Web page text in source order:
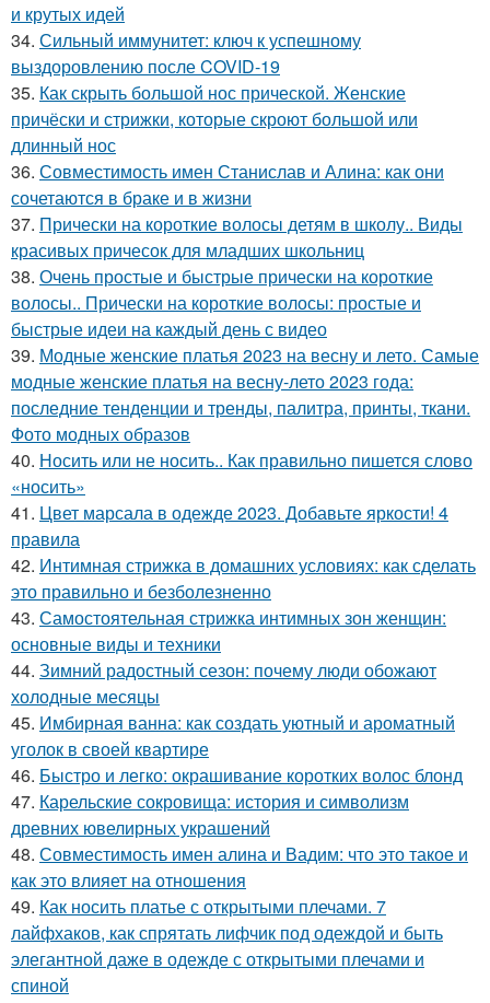
и крутых идей
34. Сильный иммунитет: ключ к успешному
выздоровлению после COVID-19
35. Как скрыть большой нос прической. Женские
причёски и стрижки, которые скроют большой или
длинный нос
36. Совместимость имен Станислав и Алина: как они
сочетаются в браке и в жизни
37. Прически на короткие волосы детям в школу.. Виды
красивых причесок для младших школьниц
38. Очень простые и быстрые прически на короткие
волосы.. Прически на короткие волосы: простые и
быстрые идеи на каждый день с видео
39. Модные женские платья 2023 на весну и лето. Самые
модные женские платья на весну-лето 2023 года:
последние тенденции и тренды, палитра, принты, ткани.
Фото модных образов
40. Носить или не носить.. Как правильно пишется слово
«носить»
41. Цвет марсала в одежде 2023. Добавьте яркости! 4
правила
42. Интимная стрижка в домашних условиях: как сделать
это правильно и безболезненно
43. Самостоятельная стрижка интимных зон женщин:
основные виды и техники
44. Зимний радостный сезон: почему люди обожают
холодные месяцы
45. Имбирная ванна: как создать уютный и ароматный
уголок в своей квартире
46. Быстро и легко: окрашивание коротких волос блонд
47. Карельские сокровища: история и символизм
древних ювелирных украшений
48. Совместимость имен алина и Вадим: что это такое и
как это влияет на отношения
49. Как носить платье с открытыми плечами. 7
лайфхаков, как спрятать лифчик под одеждой и быть
элегантной даже в одежде с открытыми плечами и
спиной